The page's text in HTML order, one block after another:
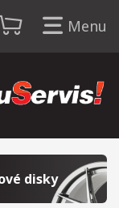
Menu
disky